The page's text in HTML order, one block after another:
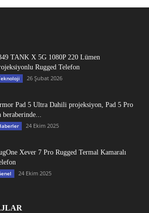
TANK X 5G 1080P 220 Lümen
Rugged Telefon
26 Şubat 2026
Pad 5 Ultra Dahili projeksiyon, Pad 5 Pro
beraberinde...
24 Ekim 2025
Xever 7 Pro Rugged Termal Kamaralı
24 Ekim 2025